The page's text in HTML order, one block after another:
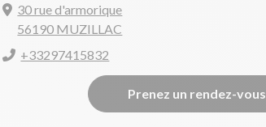
30 rue d'armorique
56190 MUZILLAC
+33297415832
Prenez un rendez-vous